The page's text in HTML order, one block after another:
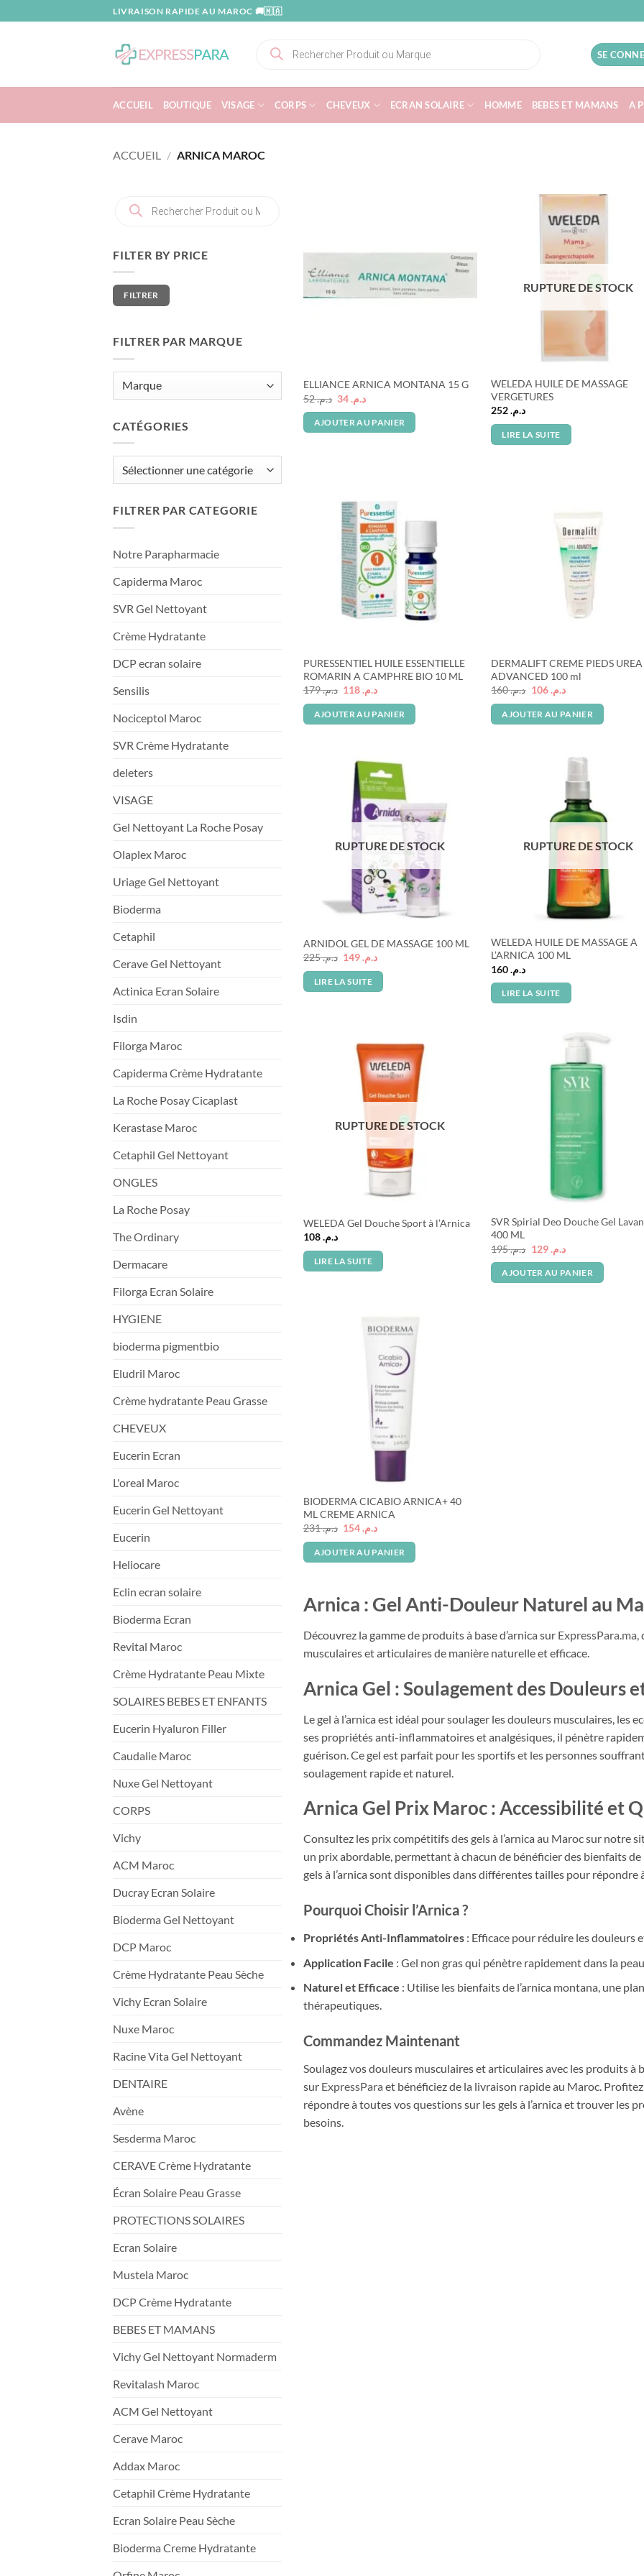
au
LIVRAISON RAPIDE AU MAROC 🚚🇲🇦
produits
SE
ACCUEIL BOUTIQUE VISAGE CORPS CHEVEUX ECRAN SOLAIRE HOMME BEBES ET MAMANS A
ACCUEIL / ARNICA MAROC
Recherche
FILTER BY PRICE
Prix
min
Prix
maxFILTRER
FILTRER PAR MARQUE
CATÉGORIES
FILTRER PAR CATEGORIE
Notre Parapharmacie
Capiderma Maroc
SVR Gel Nettoyant
Crème Hydratante
DCP ecran solaire
Sensilis
Nociceptol Maroc
SVR Crème Hydratante
deleters
VISAGE
Gel Nettoyant La Roche Posay
Olaplex Maroc
Uriage Gel Nettoyant
Bioderma
Cetaphil
Cerave Gel Nettoyant
Actinica Ecran Solaire
Isdin
Filorga Maroc
Capiderma Crème Hydratante
La Roche Posay Cicaplast
Kerastase Maroc
Cetaphil Gel Nettoyant
ONGLES
La Roche Posay
The Ordinary
Dermacare
Filorga Ecran Solaire
HYGIENE
bioderma pigmentbio
Eludril Maroc
Crème hydratante Peau Grasse
CHEVEUX
Eucerin Ecran
L'oreal Maroc
Eucerin Gel Nettoyant
Eucerin
Heliocare
Eclin ecran solaire
Bioderma Ecran
Revital Maroc
Crème Hydratante Peau Mixte
SOLAIRES BEBES ET ENFANTS
Eucerin Hyaluron Filler
Caudalie Maroc
Nuxe Gel Nettoyant
CORPS
Vichy
ACM Maroc
Ducray Ecran Solaire
Bioderma Gel Nettoyant
DCP Maroc
Crème Hydratante Peau Sèche
Vichy Ecran Solaire
Nuxe Maroc
Racine Vita Gel Nettoyant
DENTAIRE
Avène
Sesderma Maroc
CERAVE Crème Hydratante
Écran Solaire Peau Grasse
PROTECTIONS SOLAIRES
Ecran Solaire
Mustela Maroc
DCP Crème Hydratante
BEBES ET MAMANS
Vichy Gel Nettoyant Normaderm
Revitalash Maroc
ACM Gel Nettoyant
Cerave Maroc
Addax Maroc
Cetaphil Crème Hydratante
Ecran Solaire Peau Sèche
Bioderma Creme Hydratante
ELLIANCE ARNICA MONTANA 15 G
د.م.52
Le
prix
initial
était :
د.م.34
Le
actuel
est :
AJOUTER AU PANIER
RUPTURE DE STOCK
WELEDA HUILE DE MASSAGE
VERGETURES
د.م.252
LIRE LA SUITE
PURESSENTIEL HUILE ESSENTIELLE
ROMARIN A CAMPHRE BIO 10 ML
د.م.179
Le
initial
était :
د.م.118
Le
actuel
est :
AJOUTER AU PANIER
DERMALIFT CREME PIEDS UREA
ADVANCED 100 ml
د.م.160
Le
initial
était :
د.م.106
Le
actuel
est :
AJOUTER AU PANIER
RUPTURE DE STOCK
ARNIDOL GEL DE MASSAGE 100 ML
د.م.225
Le
initial
était :
د.م.149
Le
actuel
est :
LIRE LA SUITE
RUPTURE DE STOCK
WELEDA HUILE DE MASSAGE A
L’ARNICA 100 ML
د.م.160
LIRE LA SUITE
RUPTURE DE STOCK
WELEDA Gel Douche Sport à l’Arnica
د.م.108
LIRE LA SUITE
SVR Spirial Deo Douche Gel
400 ML
د.م.195
Le
initial
était :
د.م.129
Le
actuel
est :
AJOUTER AU PANIER
BIODERMA CICABIO ARNICA+ 40
ML CREME ARNICA
د.م.231
Le
initial
était :
د.م.154
Le
actuel
est :
AJOUTER AU PANIER
Arnica : Gel Anti-Douleur Naturel au
Découvrez la gamme de produits à base d’arnica sur ExpressPara.ma,
musculaires et articulaires de manière naturelle et efficace.
Arnica Gel : Soulagement des Douleurs
Le gel à l’arnica est idéal pour soulager les douleurs musculaires, les
ses propriétés anti-inflammatoires et analgésiques, il pénètre
guérison. Ce gel est parfait pour les sportifs et les personnes
soulagement rapide et naturel.
Arnica Gel Prix Maroc : Accessibilité et
Consultez les prix compétitifs des gels à l’arnica au Maroc sur notre
un prix abordable, permettant à chacun de bénéficier des bienfaits de
gels à l’arnica sont disponibles dans différentes tailles pour répondre
Pourquoi Choisir l’Arnica ?
Propriétés Anti-Inflammatoires : Efficace pour réduire les douleurs
Application Facile : Gel non gras qui pénètre rapidement dans la peau.
Naturel et Efficace : Utilise les bienfaits de l’arnica montana, une
thérapeutiques.
Commandez Maintenant
Soulagez vos douleurs musculaires et articulaires avec les produits à
sur ExpressPara et bénéficiez de la livraison rapide au Maroc.
répondre à toutes vos questions sur les gels à l’arnica et trouver les
besoins.